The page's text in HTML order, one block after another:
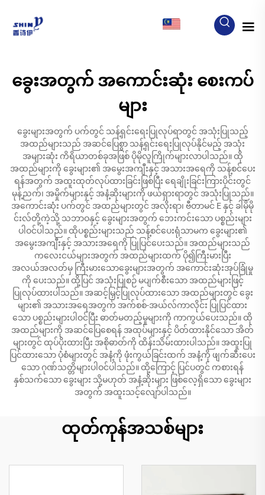
ခွေးအတွက် အကောင်းဆုံး စေးကပ်
များ
ခွေးများအတွက် ပက်တွင် သန့်ရှင်းရေးပြုလုပ်ရာတွင် အသုံးပြုသည့်
အထည်များသည် အဆင်ပြေစွာ သန့်ရှင်းရေးပြုလုပ်နိုင်မည့် အသုံး
အများဆုံး ကိရိယာတစ်ခုအဖြစ် ပိုမိုလူကြိုက်များလာပါသည်။ ထို
အထည်များကို ခွေးများ၏ အမွေးအကျီးနှင့် အသားအရေကို သန့်စင်ပေး
ရန်အတွက် အထူးထုတ်လုပ်ထားခြင်းဖြစ်ပြီး ရေချိုးခြင်းကြားပိုင်းတွင်
မုန့်ညက်၊ အမှိုက်များနှင့် အနံ့ဆိုးများကို ဖယ်ရှားရာတွင် အသုံးပြုသည်။
အကောင်းဆုံး ပက်တွင် အထည်များတွင် အလိုးရာ၊ ဗီတာမင် E နှင့် ခါမိုမို
င်းလ်တို့ကဲ့သို့ သဘာဝနှင့် ခွေးများအတွက် ဘေးကင်းသော ပစ္စည်းများ
ပါဝင်ပါသည်။ ထိုပစ္စည်းများသည် သန့်စင်ပေးရုံသာမက ခွေးများ၏
အမွေးအကျီးနှင့် အသားအရေကို ပြုပြင်ပေးသည်။ အထည်များသည်
ကလေးငယ်များအတွက် အထည်များထက် ပို၍ကြီးမားပြီး
အလယ်အလတ်မှ ကြီးမားသောခွေးများအတွက် အကောင်းဆုံးအုပ်ခြုံမှု
ကို ပေးသည်။ ထို့ပြင် အသုံးပြုစဉ် မပျက်စီးသော အထည်များဖြင့်
ပြုလုပ်ထားပါသည်။ အဆင့်မြှင့်ပြုလုပ်ထားသော အထည်များတွင် ခွေး
များ၏ အသားအရေအတွက် အက်စစ်-အယ်လ်ကာလိုင်း ပြုပြင်ထား
သော ပစ္စည်းများပါဝင်ပြီး ဓာတ်မတည့်မှုများကို ကာကွယ်ပေးသည်။ ထို
အထည်များကို အဆင်ပြေစေရန် အထုပ်များနှင့် ပိတ်ထားနိုင်သော အိတ်
များတွင် ထုပ်ပိုးထားပြီး အစိုဓာတ်ကို ထိန်းသိမ်းထားပါသည်။ အထူးပြု
ပြင်ထားသော ပုံစံများတွင် အနံ့ကို ဖုံးကွယ်ခြင်းထက် အနံ့ကို ဖျက်ဆီးပေး
သော ဂုဏ်သတ္တိများပါဝင်ပါသည်။ ထို့ကြောင့် ပြင်ပတွင် ကစားရန်
နှစ်သက်သော ခွေးများ သို့မဟုတ် အနံ့ဆိုးများ ဖြစ်လေ့ရှိသော ခွေးများ
အတွက် အထူးသင့်လျော်ပါသည်။
ထုတ်ကုန်အသစ်များ